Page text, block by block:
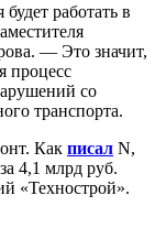
работать в
— Это значит,
процесс
со
транспорта.
Как писал N,
4,1 млрд руб.
«Технострой».